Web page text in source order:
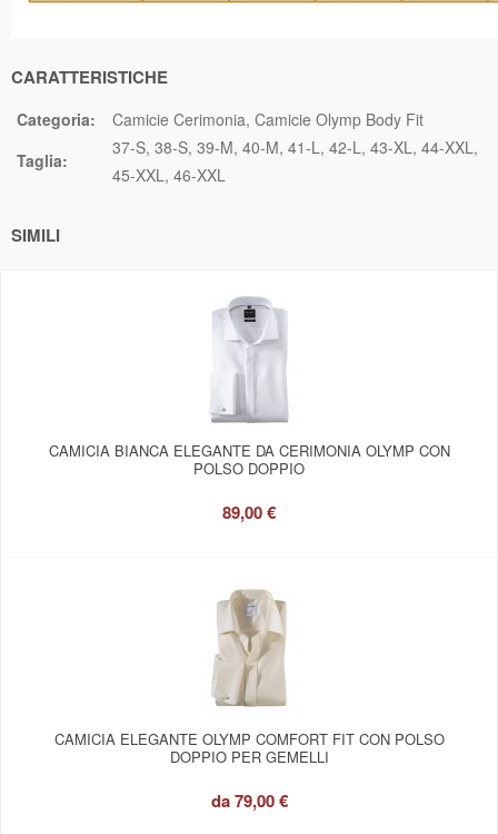
CARATTERISTICHE
Categoria: Camicie Cerimonia Camicie Olymp Body Fit
Taglia:
37-S 38-S 39-M 40-M 41-L 42-L 43-XL 44-XXL
45-XXL 46-XXL
SIMILI
CAMICIA BIANCA ELEGANTE DA CERIMONIA OLYMP CON
POLSO DOPPIO
89,00 €
CAMICIA ELEGANTE OLYMP COMFORT FIT CON POLSO
DOPPIO PER GEMELLI
da79,00 €